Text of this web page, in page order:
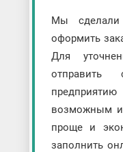
Мы
оформить
Для
отправить
возможным
проще и
заполнить